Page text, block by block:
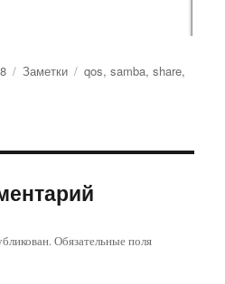
Рубрики
Заметки Метки
qos,samba,share,
Обязательные поля